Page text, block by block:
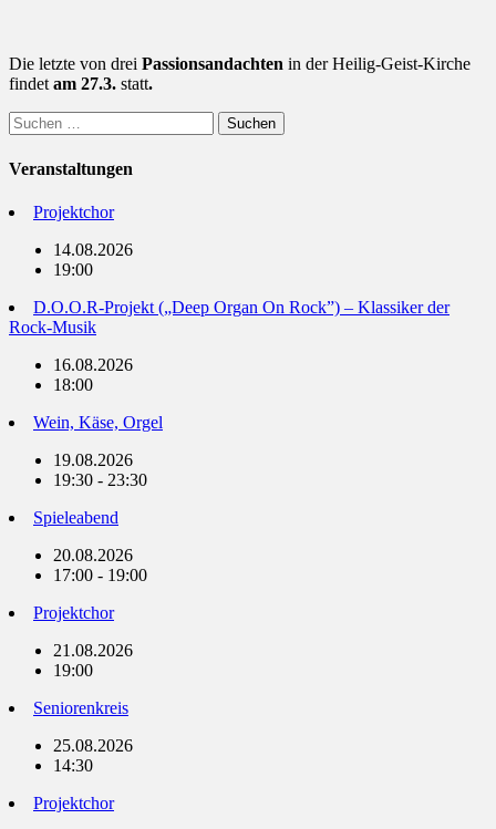
Die letzte von drei Passionsandachten in der Heilig-Geist-Kirche
findet am 27.3. statt.
Suchen
nach:
Veranstaltungen
Projektchor
14.08.2026
19:00
D.O.O.R-Projekt („Deep Organ On Rock”) – Klassiker der
Rock-Musik
16.08.2026
18:00
Wein, Käse, Orgel
19.08.2026
19:30 - 23:30
Spieleabend
20.08.2026
17:00 - 19:00
Projektchor
21.08.2026
19:00
Seniorenkreis
25.08.2026
14:30
Projektchor